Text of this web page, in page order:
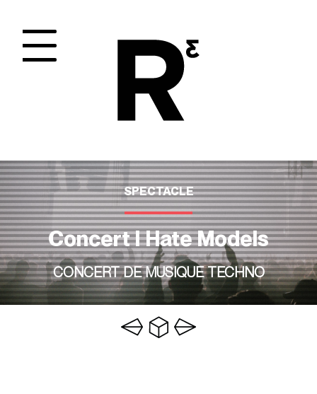
SPECTACLE
Concert I Hate Models
CONCERT DE MUSIQUE TECHNO